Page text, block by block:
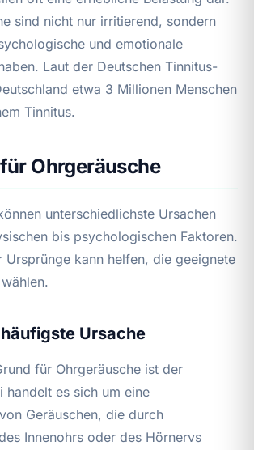
sind nicht nur irritierend, sondern
und emotionale
Laut der Deutschen Tinnitus-
etwa 3 Millionen Menschen
Tinnitus.
Ohrgeräusche
unterschiedlichste Ursachen
bis psychologischen Faktoren.
Ursprünge kann helfen, die geeignete
Ursache
für Ohrgeräusche ist der
handelt es sich um eine
Geräuschen, die durch
Innenohrs oder des Hörnervs